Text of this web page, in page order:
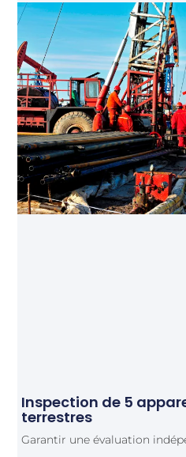
Inspection de 5
terrestres
Garantir une évaluation